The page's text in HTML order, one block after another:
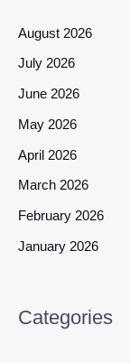
August 2026
July 2026
June 2026
May 2026
April 2026
March 2026
February 2026
January 2026
Categories